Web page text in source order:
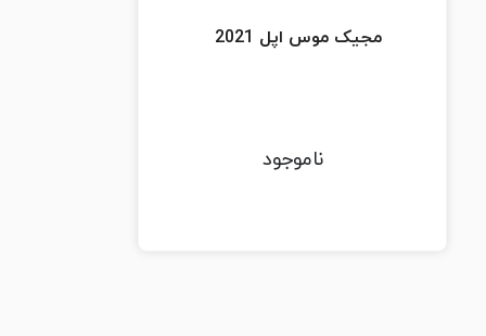
مجیک موس اپل 2021
ناموجود